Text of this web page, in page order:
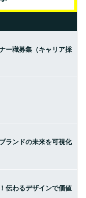
ー職募集（キャリア採
ランドの未来を可視化
伝わるデザインで価値